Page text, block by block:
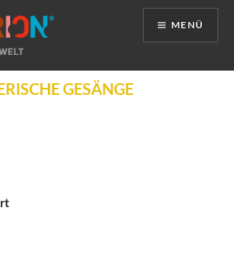
MENÜ
GESÄNGE